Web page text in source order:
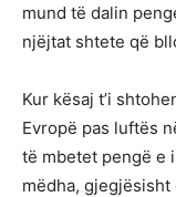
mund të dalin
njëjtat shtete që
Kur kësaj t’i
Evropë pas luftës
të mbetet pengë e
mëdha,